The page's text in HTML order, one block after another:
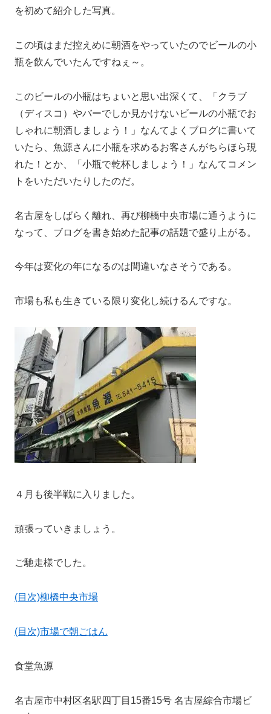
を初めて紹介した写真。
この頃はまだ控えめに朝酒をやっていたのでビールの小
瓶を飲んでいたんですねぇ～。
このビールの小瓶はちょいと思い出深くて、「クラブ
（ディスコ）やバーでしか見かけないビールの小瓶でお
しゃれに朝酒しましょう！」なんてよくブログに書いて
いたら、魚源さんに小瓶を求めるお客さんがちらほら現
れた！とか、「小瓶で乾杯しましょう！」なんてコメン
トをいただいたりしたのだ。
名古屋をしばらく離れ、再び柳橋中央市場に通うように
なって、ブログを書き始めた記事の話題で盛り上がる。
今年は変化の年になるのは間違いなさそうである。
市場も私も生きている限り変化し続けるんですな。
４月も後半戦に入りました。
頑張っていきましょう。
ご馳走様でした。
(目次)柳橋中央市場
(目次)市場で朝ごはん
食堂魚源
名古屋市中村区名駅四丁目15番15号 名古屋綜合市場ビ